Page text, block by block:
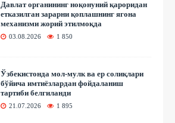
Давлат органининг ноқонуний қароридан
етказилган зарарни қоплашнинг ягона
механизми жорий этилмоқда
03.08.2026 1 850
Ўзбекистонда мол-мулк ва ер солиқлари
бўйича имтиёзлардан фойдаланиш
тартиби белгиланди
21.07.2026 1 895